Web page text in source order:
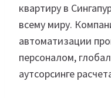
квартиру в
всему миру.
автоматизации
персоналом,
аутсорсинге